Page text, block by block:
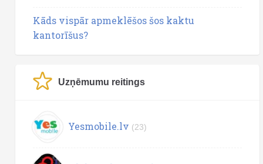
Kāds vispār apmeklēšos šos kaktu
kantorīšus?
Uzņēmumu reitings
Yesmobile.lv (23)